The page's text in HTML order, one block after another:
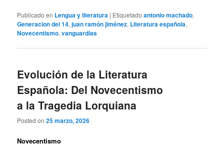
Publicado en Lengua y literatura | Etiquetado antonio machado,
Generacion del 14,juan ramón jiménez, Literatura española,
Novecentismo,vanguardias
Evolución de la Literatura
Española: Del Novecentismo
a la Tragedia Lorquiana
Posted on25 marzo, 2026
Novecentismo